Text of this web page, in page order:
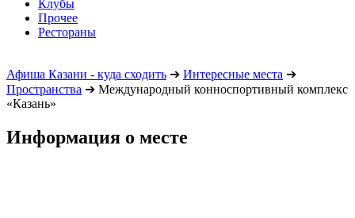
Клубы
Прочее
Рестораны
Афиша Казани - куда сходить ➔ Интересные места ➔
Пространства ➔ Международный конноспортивный комплекс
«Казань»
Информация о месте